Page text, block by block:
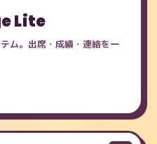
Lite
ム。出席・成績・連絡を一